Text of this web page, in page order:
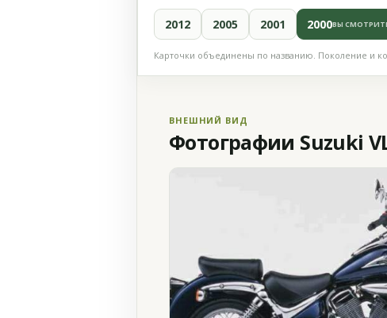
2012 2005 2001 2000ВЫ
Карточки объединены по названию. Поколение и
ВНЕШНИЙ ВИД
Фотографии Suzuki